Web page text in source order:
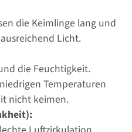
die Keimlinge lang und
Licht.
die Feuchtigkeit.
Temperaturen
nicht keimen.